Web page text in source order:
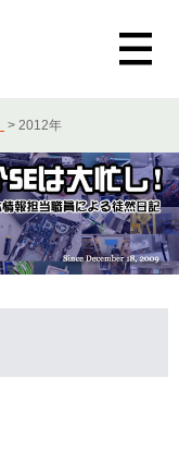
> 2012年